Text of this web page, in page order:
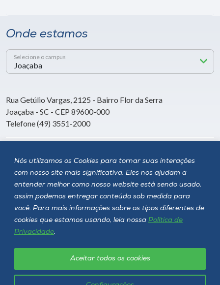
Nós utilizamos os Cookies para tornar suas interações
com nosso site mais significativa. Eles nos ajudam a
entender melhor como nosso website está sendo usado,
assim podemos entregar conteúdo sob medida para
você. Para mais informações sobre os tipos diferentes de
cookies que estamos usando, leia nossa Política de
Privacidade.
Aceitar todos os cookies
Onde estamos
Selecione o campus
Rua Getúlio Vargas, 2125 - Bairro Flor da Serra
Joaçaba - SC - CEP 89600-000
Telefone (49) 3551-2000
Siga a Unoesc
Política de privacidade LGPD